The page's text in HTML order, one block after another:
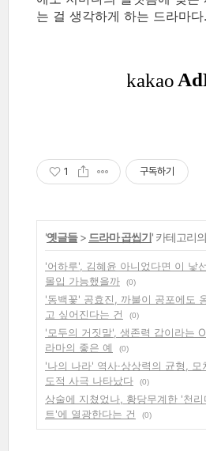
는 걸 생각하게 하는 드라마다
1 구독하기
'옛글들> 드라마 곱씹기' 카테고리
'어하루', 김혜윤 아니었다면 이 낯
몰입 가능했을까
(0)
'동백꽃' 공효진, 까불이 공포에도
고 싶어진다는 건
(0)
'모두의 거짓말', 생존력 갑이라는
라마의 좋은 예
(0)
'나의 나라' 역사·상상력의 균형, 모
도적 사극 나타났다
(0)
상술에 지쳤었나, 황당무계한 '천리
트'에 열광한다는 건
(0)